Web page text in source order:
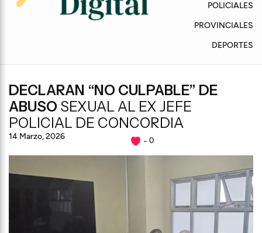
POLICIALES
PROVINCIALES
DEPORTES
DECLARAN “NO CULPABLE” DE
ABUSO SEXUAL AL EX JEFE
POLICIAL DE CONCORDIA
14 Marzo, 2026 0